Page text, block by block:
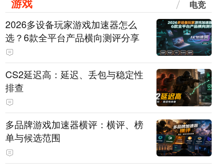
游戏 电竞
2026多设备玩家游戏加速器怎么
选？6款全平台产品横向测评分享
CS2延迟高：延迟、丢包与稳定性
排查
多品牌游戏加速器横评：横评、榜
单与候选范围